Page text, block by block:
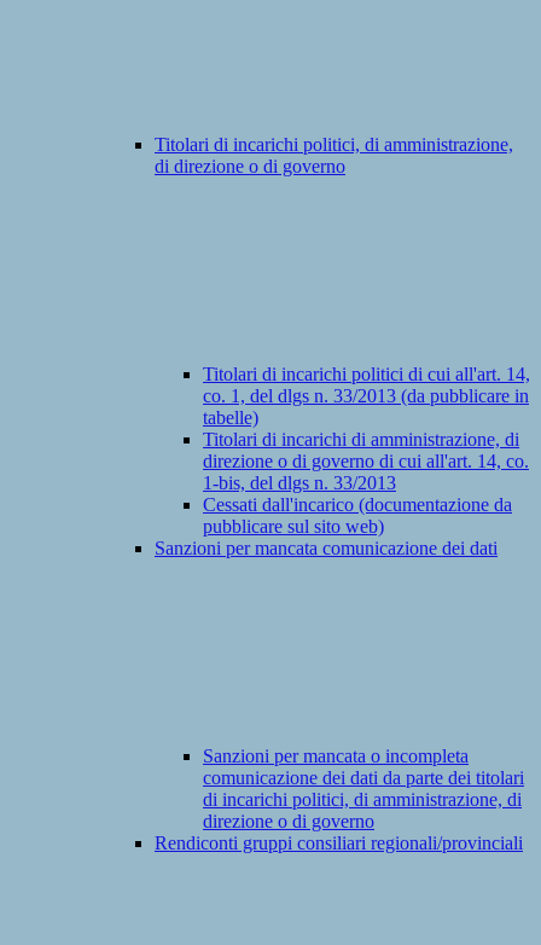
Titolari di incarichi politici, di amministrazione,
di direzione o di governo
Titolari di incarichi politici di cui all'art. 14,
co. 1, del dlgs n. 33/2013 (da pubblicare in
tabelle)
Titolari di incarichi di amministrazione, di
direzione o di governo di cui all'art. 14, co.
1-bis, del dlgs n. 33/2013
Cessati dall'incarico (documentazione da
pubblicare sul sito web)
Sanzioni per mancata comunicazione dei dati
Sanzioni per mancata o incompleta
comunicazione dei dati da parte dei titolari
di incarichi politici, di amministrazione, di
direzione o di governo
Rendiconti gruppi consiliari regionali/provinciali